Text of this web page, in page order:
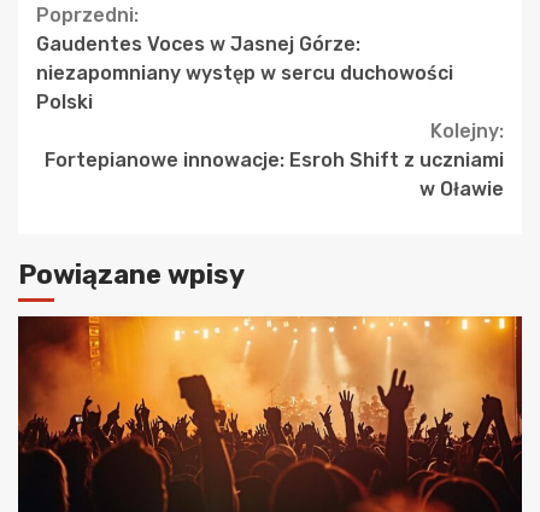
Continue
Reading
Poprzedni:
Gaudentes Voces w Jasnej Górze:
niezapomniany występ w sercu duchowości
Polski
Kolejny:
Fortepianowe innowacje: Esroh Shift z uczniami
w Oławie
Powiązane wpisy